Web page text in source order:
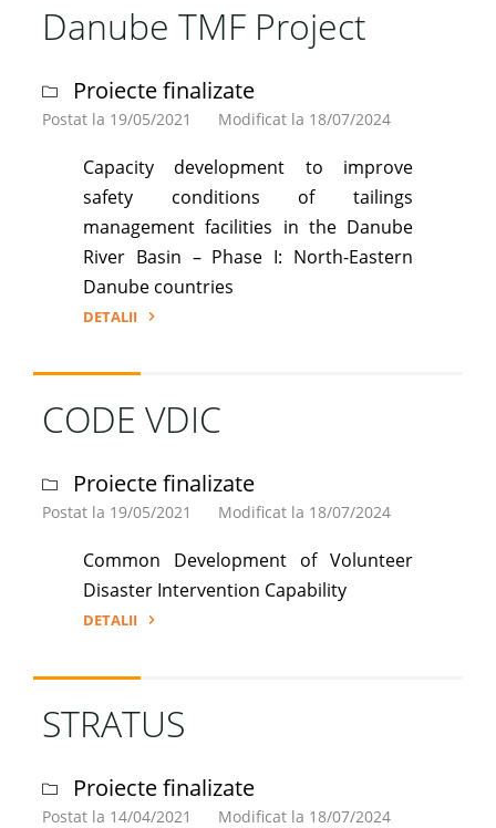
Danube TMF Project
Proiecte finalizate
Postat la 19/05/2021 Modificat la 18/07/2024
Capacity development to improve
safety conditions of tailings
management facilities in the Danube
River Basin – Phase I: North-Eastern
Danube countries
DETALII
TMF
CODE VDIC
Proiecte finalizate
Postat la 19/05/2021 Modificat la 18/07/2024
Common Development of Volunteer
Disaster Intervention Capability
DETALII
VDIC"
STRATUS
Proiecte finalizate
Postat la 14/04/2021 Modificat la 18/07/2024